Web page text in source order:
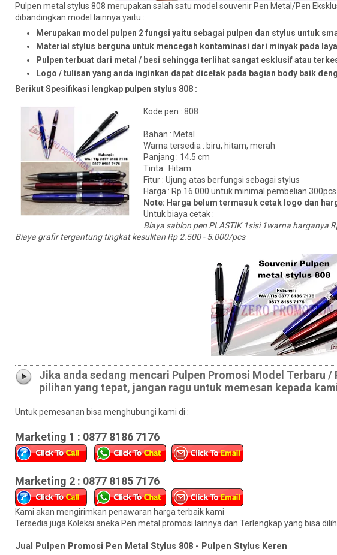
Pulpen metal stylus 808 merupakan salah satu model souvenir Pen Metal/Pen
dibandingkan model lainnya yaitu :
Merupakan model pulpen 2 fungsi yaitu sebagai pulpen dan stylus untuk
Material stylus berguna untuk mencegah kontaminasi dari minyak pada
Pulpen terbuat dari metal / besi sehingga terlihat sangat esklusif atau
Logo / tulisan yang anda inginkan dapat dicetak pada bagian body baik
Berikut Spesifikasi lengkap pulpen stylus 808 :
Kode pen : 808
Bahan : Metal
Warna tersedia : biru, hitam, merah
Panjang : 14.5 cm
Tinta : Hitam
Fitur : Ujung atas berfungsi sebagai stylus
Harga : Rp 16.000 untuk minimal pembelian 300pcs
Note: Harga belum termasuk cetak logo dan
Untuk biaya cetak :
Biaya sablon pen PLASTIK 1sisi 1warna harganya
Biaya grafir tergantung tingkat kesulitan Rp 2.500 - 5.000/pcs
Jika anda sedang mencari Pulpen Promosi Model Terbaru
pilihan yang tepat, jangan ragu untuk memesan kepada
Untuk pemesanan bisa menghubungi kami di :
Marketing 1 : 0877 8186 7176
Marketing 2 : 0877 8185 7176
Kami akan mengirimkan penawaran harga terbaik kami
Tersedia juga Koleksi aneka Pen metal promosi lainnya dan Terlengkap yang bisa
Jual Pulpen Promosi Pen Metal Stylus 808 - Pulpen Stylus Keren